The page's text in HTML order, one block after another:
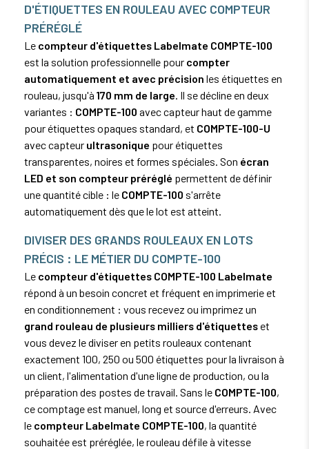
D'ÉTIQUETTES EN ROULEAU AVEC COMPTEUR
PRÉRÉGLÉ
Le compteur d'étiquettes Labelmate COMPTE-100
est la solution professionnelle pour compter
automatiquement et avec précision les étiquettes en
rouleau, jusqu'à 170 mm de large . Il se décline en deux
variantes : COMPTE-100 avec capteur haut de gamme
pour étiquettes opaques standard, et COMPTE-100-U
avec capteur ultrasonique pour étiquettes
transparentes, noires et formes spéciales. Son écran
LED et son compteur préréglé permettent de définir
une quantité cible : le COMPTE-100 s'arrête
automatiquement dès que le lot est atteint.
DIVISER DES GRANDS ROULEAUX EN LOTS
PRÉCIS : LE MÉTIER DU COMPTE-100
Le compteur d'étiquettes COMPTE-100 Labelmate
répond à un besoin concret et fréquent en imprimerie et
en conditionnement : vous recevez ou imprimez un
grand rouleau de plusieurs milliers d'étiquettes et
vous devez le diviser en petits rouleaux contenant
exactement 100, 250 ou 500 étiquettes pour la livraison à
un client, l'alimentation d'une ligne de production, ou la
préparation des postes de travail. Sans le COMPTE-100,
ce comptage est manuel, long et source d'erreurs. Avec
le compteur Labelmate COMPTE-100, la quantité
souhaitée est préréglée, le rouleau défile à vitesse